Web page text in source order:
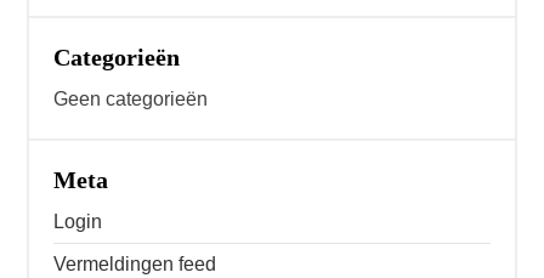
Categorieën
Geen categorieën
Meta
Login
Vermeldingen feed